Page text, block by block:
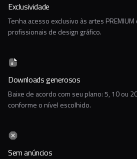
Exclusividade
Tenha acesso exclusivo às artes
profissionais de design gráfico.
Downloads generosos
Baixe de acordo com seu plano: 5, 10 ou
conforme o nível escolhido.
Sem anúncios